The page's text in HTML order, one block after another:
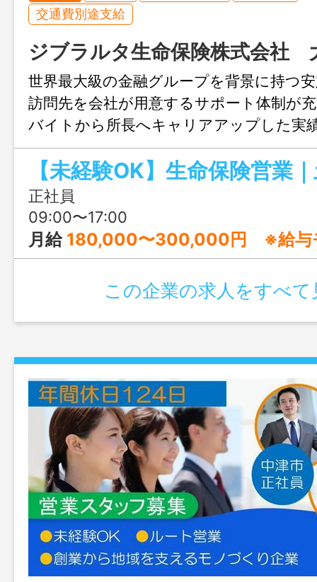
交通費別途支給
ジブラルタ生命保険株式会社
世界最大級の金融グループを背景に持つ
訪問先を会社が用意するサポート体制が
バイトから所長へキャリアアップした実
た分をしっかり褒める明るい職場文化の
でも着実に成長できる環境です。
正社員
09:00〜17:00
月給 180,000〜300,000円 ※給与
この企業の求人をすべて